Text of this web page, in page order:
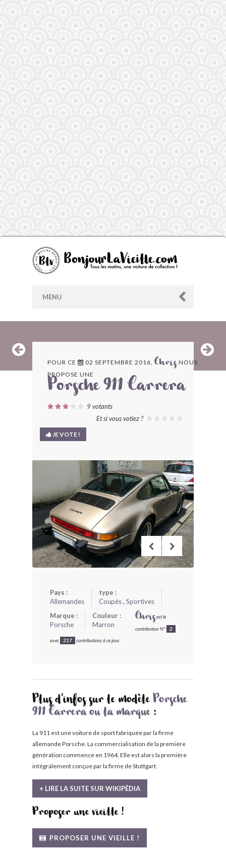
MENU
ARCHIVES
LES CONTRIBUTEURS
LE BLOG
BONJOURLAVIEILLE ?
MODÈLES ET MARQUES
COMMENT FONCTIONNE BLV ?
POUR CE 02 SEPTEMBRE 2016,Chris NOUS
PROPOSE UNE
Porsche 911 Carrera
9votants
Et si vous votiez ?
JE VOTE !
Pays :
Allemandes
type :
Coupés, Sportives
Marque :
Porsche
Couleur :
Marron
Chrisest le
contributeur N° 2
avec 217 contributions à ce jour.
Plus d'infos sur le modèle Porsche
911 Carrera ou la marque:
La 911 est une voiture de sport fabriquée par la firme
allemande Porsche. La commercialisation de la première
génération commence en 1964. Elle est alors la première
intégralement conçue par la firme de Stuttgart.
+ LIRE LA SUITE SUR WIKIPÉDIA
Proposer une vieille !
PROPOSER UNE VIEILLE !